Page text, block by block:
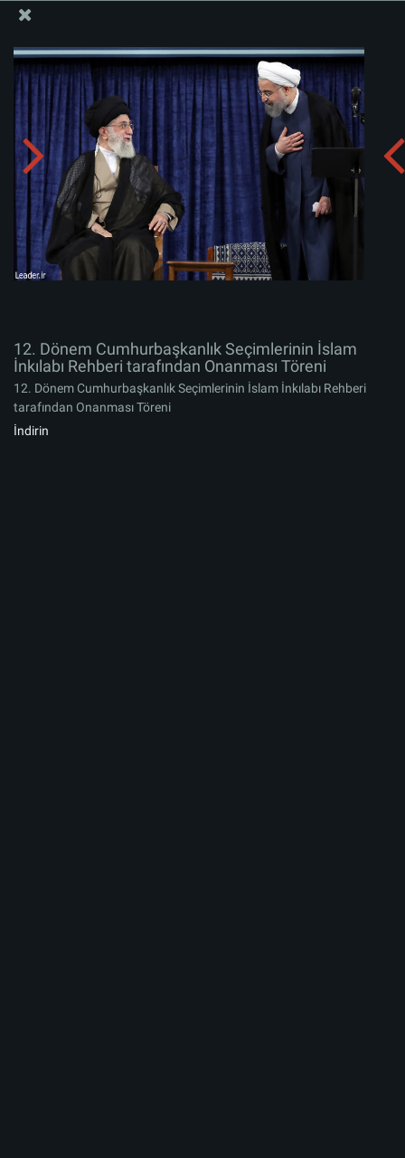
12. Dönem Cumhurbaşkanlık Seçimlerinin İslam
İnkılabı Rehberi tarafından Onanması Töreni
Albümü indirin:
12. Dönem Cumhurbaşkanlık Seçimlerinin İslam
İnkılabı Rehberi tarafından Onanması Töreni
12. Dönem Cumhurbaşkanlık Seçimlerinin İslam İnkılabı Rehberi
tarafından Onanması Töreni
İndirin